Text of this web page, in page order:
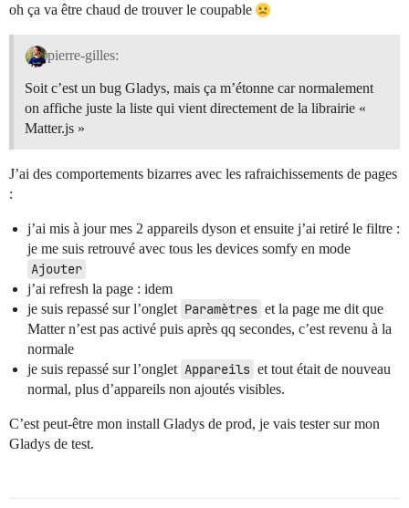
oh ça va être chaud de trouver le coupable
pierre-gilles:
Soit c’est un bug Gladys, mais ça m’étonne car normalement
on affiche juste la liste qui vient directement de la librairie «
Matter.js »
J’ai des comportements bizarres avec les rafraichissements de pages
:
j’ai mis à jour mes 2 appareils dyson et ensuite j’ai retiré le filtre :
je me suis retrouvé avec tous les devices somfy en mode
Ajouter
j’ai refresh la page : idem
je suis repassé sur l’onglet Paramètres et la page me dit que
Matter n’est pas activé puis après qq secondes, c’est revenu à la
normale
je suis repassé sur l’onglet Appareils et tout était de nouveau
normal, plus d’appareils non ajoutés visibles.
C’est peut-être mon install Gladys de prod, je vais tester sur mon
Gladys de test.